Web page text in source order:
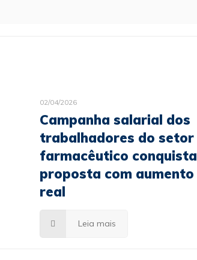
02/04/2026
Campanha salarial dos
trabalhadores do setor
farmacêutico conquista
proposta com aumento
real
Leia mais